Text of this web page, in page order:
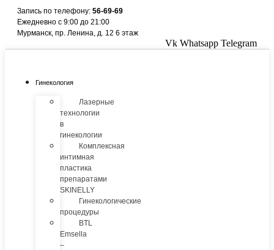
Перейти
содержимому
Запись по телефону: 56-69-69
Ежедневно с 9:00 до 21:00
Мурманск, пр. Ленина, д. 12 6 этаж
Vk Whatsapp Telegram
Гинекология
Лазерные
технологии
в
гинекологии
Комплексная
интимная
пластика
препаратами
SKINELLY
Гинекологические
процедуры
BTL
Emsella
–